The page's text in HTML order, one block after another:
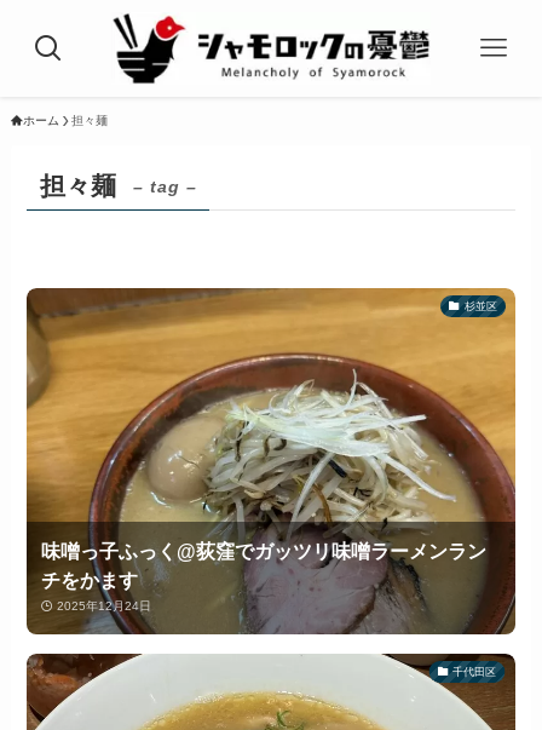
ホーム 担々麺
担々麺 – tag –
杉並区
味噌っ子ふっく@荻窪でガッツリ味噌ラーメンラン
チをかます
2025年12月24日
千代田区